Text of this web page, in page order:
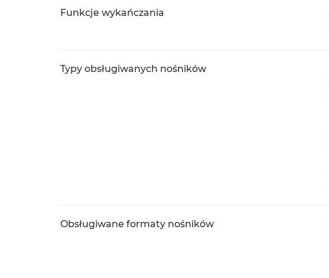
Funkcje wykańczania
Typy obsługiwanych nośników
Obsługiwane formaty nośników